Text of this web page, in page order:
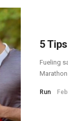
5
Fueling
Run